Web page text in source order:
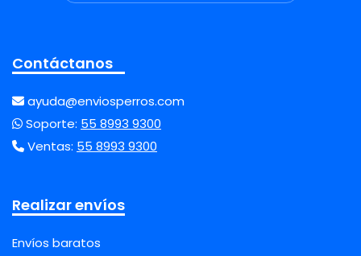
Contáctanos
ayuda@enviosperros.com
Soporte: 55 8993 9300
Ventas: 55 8993 9300
Realizar envíos
Envíos baratos